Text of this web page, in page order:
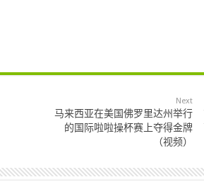
Next
马来西亚在美国佛罗里达州举行
的国际啦啦操杯赛上夺得金牌
（视频）